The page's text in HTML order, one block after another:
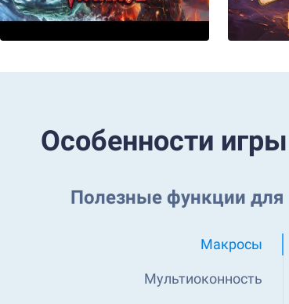
Особенности игры
Полезные функции для
Макросы
Мультиоконность